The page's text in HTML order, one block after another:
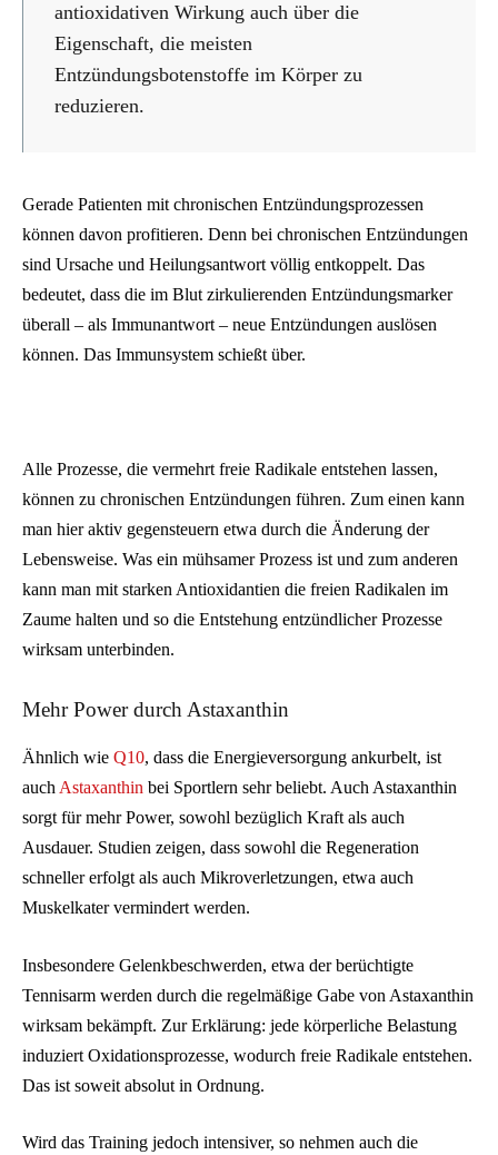
antioxidativen Wirkung auch über die
Eigenschaft, die meisten
Entzündungsbotenstoffe im Körper zu
reduzieren.
Gerade Patienten mit chronischen Entzündungsprozessen
können davon profitieren. Denn bei chronischen Entzündungen
sind Ursache und Heilungsantwort völlig entkoppelt. Das
bedeutet, dass die im Blut zirkulierenden Entzündungsmarker
überall – als Immunantwort – neue Entzündungen auslösen
können. Das Immunsystem schießt über.
Alle Prozesse, die vermehrt freie Radikale entstehen lassen,
können zu chronischen Entzündungen führen. Zum einen kann
man hier aktiv gegensteuern etwa durch die Änderung der
Lebensweise. Was ein mühsamer Prozess ist und zum anderen
kann man mit starken Antioxidantien die freien Radikalen im
Zaume halten und so die Entstehung entzündlicher Prozesse
wirksam unterbinden.
Mehr Power durch Astaxanthin
Ähnlich wie Q10, dass die Energieversorgung ankurbelt, ist
auch Astaxanthin bei Sportlern sehr beliebt. Auch Astaxanthin
sorgt für mehr Power, sowohl bezüglich Kraft als auch
Ausdauer. Studien zeigen, dass sowohl die Regeneration
schneller erfolgt als auch Mikroverletzungen, etwa auch
Muskelkater vermindert werden.
Insbesondere Gelenkbeschwerden, etwa der berüchtigte
Tennisarm werden durch die regelmäßige Gabe von Astaxanthin
wirksam bekämpft. Zur Erklärung: jede körperliche Belastung
induziert Oxidationsprozesse, wodurch freie Radikale entstehen.
Das ist soweit absolut in Ordnung.
Wird das Training jedoch intensiver, so nehmen auch die